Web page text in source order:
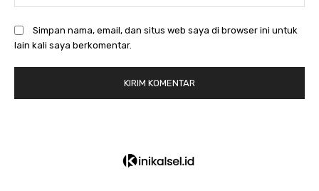
Simpan nama, email, dan situs web saya di browser ini untuk
lain kali saya berkomentar.